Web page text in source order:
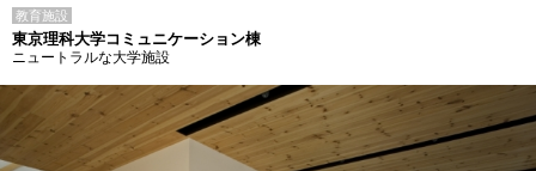
教育施設
東京理科大学コミュニケーション棟
ニュートラルな大学施設